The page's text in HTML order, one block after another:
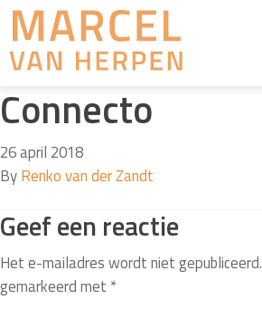
Connecto
26 april 2018
ByRenko van der Zandt
Geef een reactie
Het e-mailadres wordt niet gepubliceerd.
gemarkeerd met *